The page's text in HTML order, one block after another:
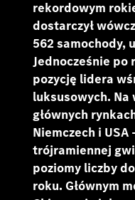
rekordowym
dostarczył
562 samochody,
Jednocześnie po
pozycję lidera
luksusowych.
głównych
Niemczech i
trójramiennej
poziomy liczby
roku. Głównym